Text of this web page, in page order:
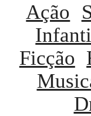
Ação
Ficção